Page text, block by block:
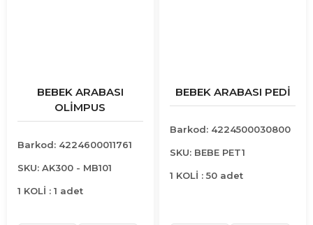
BEBEK ARABASI
OLİMPUS
Barkod: 4224600011761
SKU: AK300 - MB101
1 KOLİ : 1 adet
BEBEK ARABASI PEDİ
Barkod: 4224500030800
SKU: BEBE PET1
1 KOLİ : 50 adet